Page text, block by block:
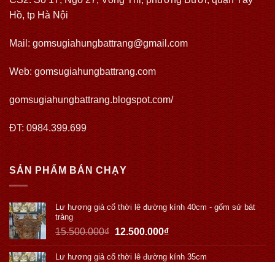
Hồ, tp Hà Nội
Mail: gomsugiahungbattrang@gmail.com
Web:gomsugiahungbattrang.com
gomsugiahungbattrang.blogspot.com/
ĐT: 0984.399.699
SẢN PHẨM BÁN CHẠY
Lư hương giả cổ thời lê đường kính 40cm - gốm sứ bát
tràng
15.500.000₫ 12.500.000₫
Lư hương giả cổ thời lê đường kính 35cm